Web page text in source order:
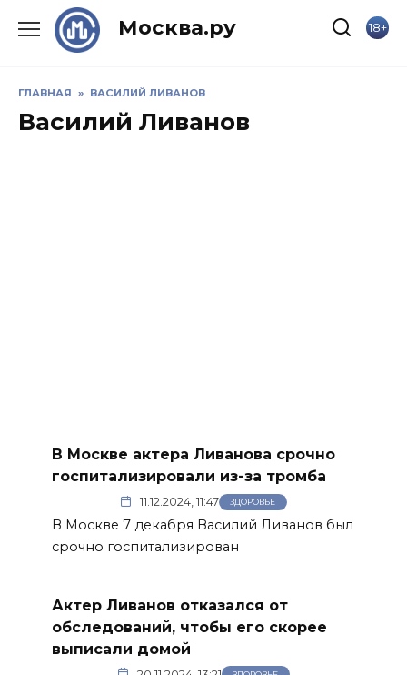
Москва.ру 18+
ГЛАВНАЯ » ВАСИЛИЙ ЛИВАНОВ
Василий Ливанов
В Москве актера Ливанова срочно
госпитализировали из-за тромба
11.12.2024, 11:47 ЗДОРОВЬЕ
В Москве 7 декабря Василий Ливанов был
срочно госпитализирован
Актер Ливанов отказался от
обследований, чтобы его скорее
выписали домой